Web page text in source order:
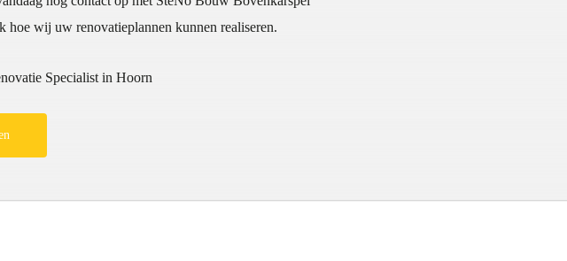
hoe wij uw renovatieplannen kunnen realiseren.
Specialist in Hoorn